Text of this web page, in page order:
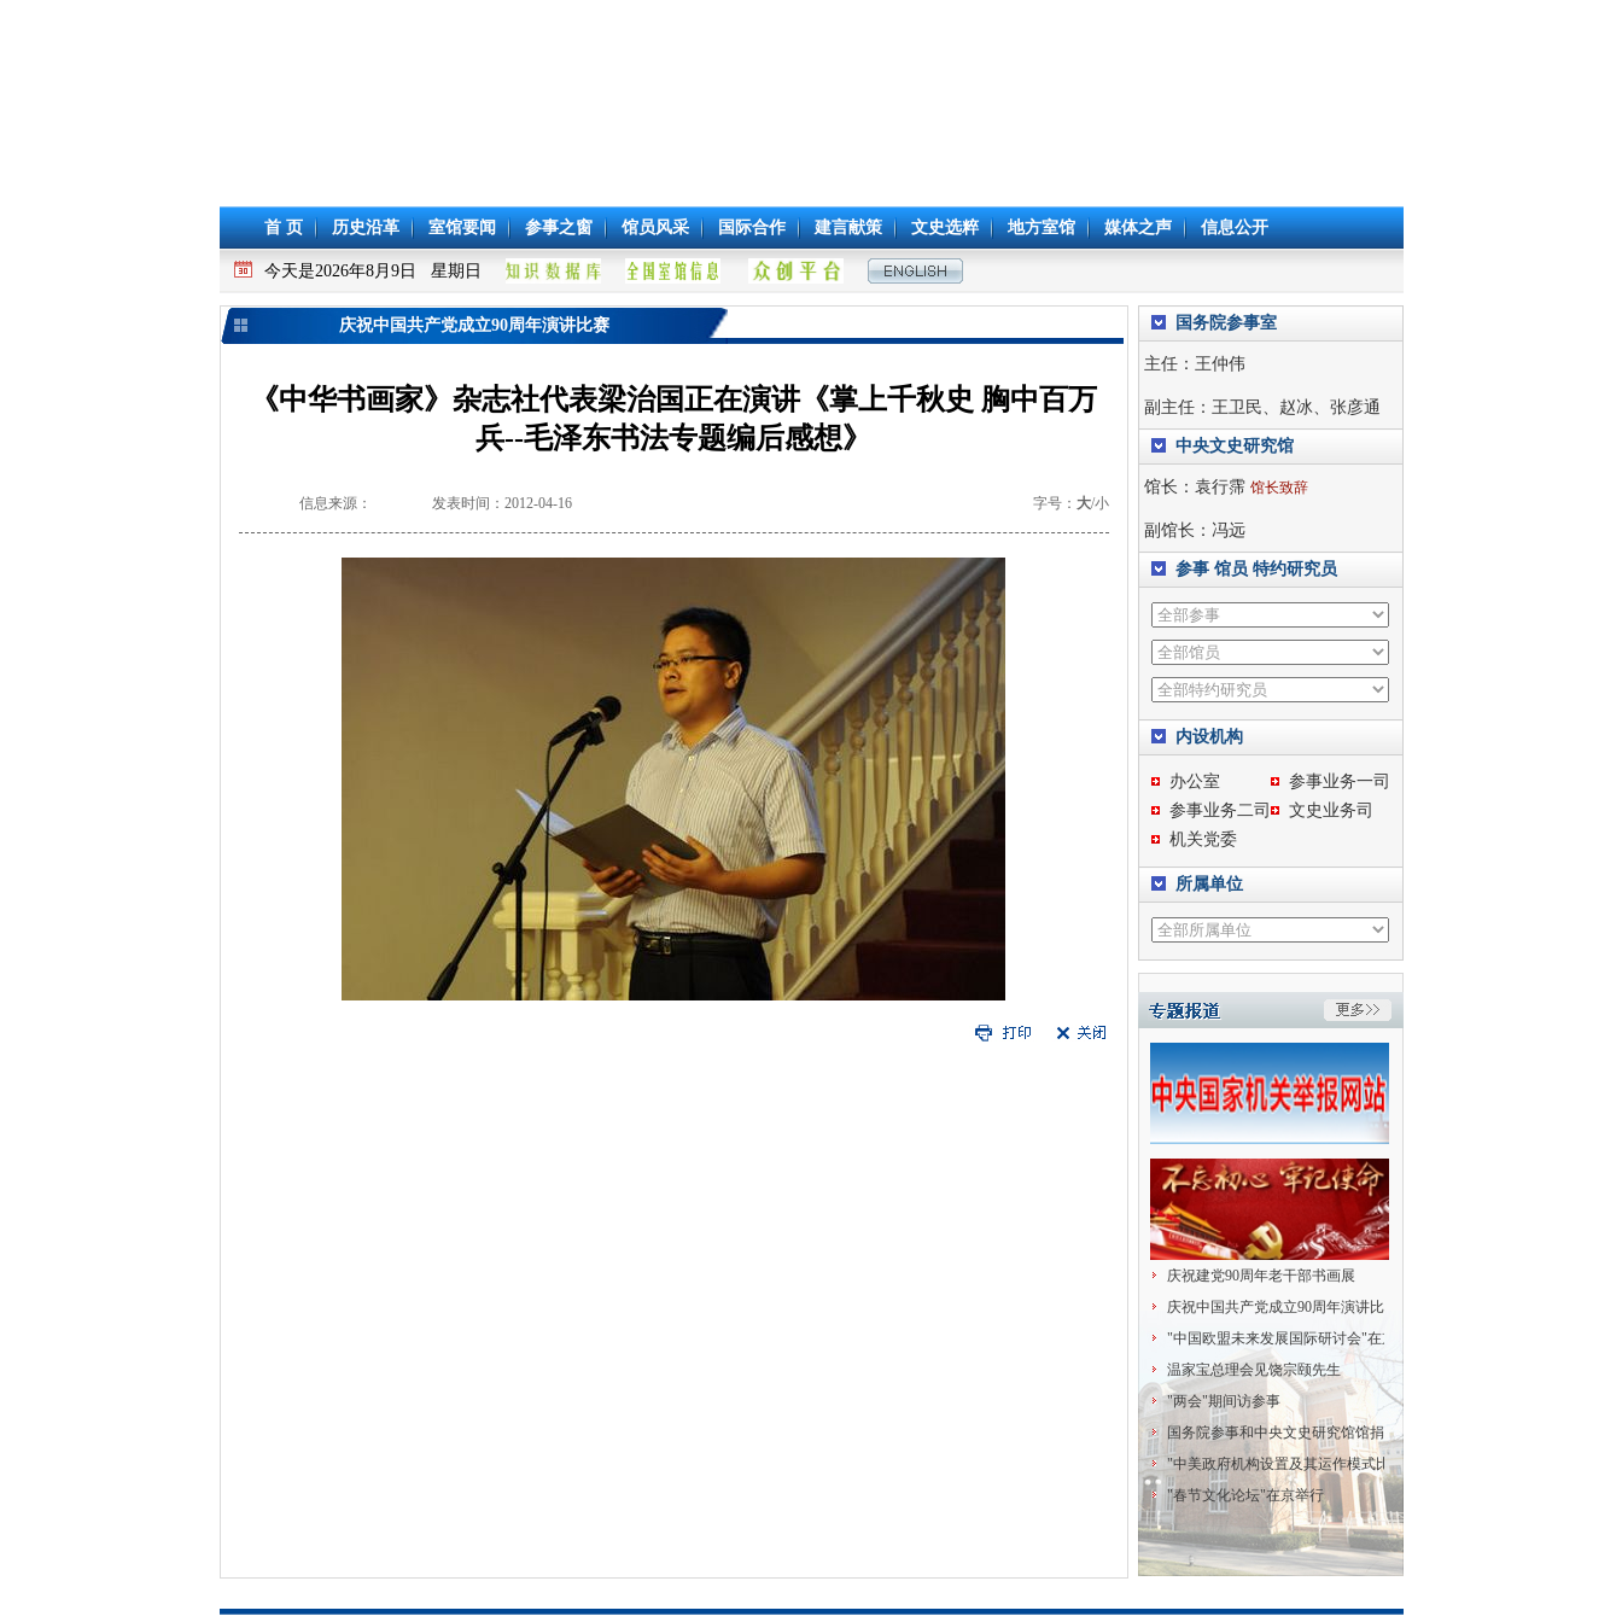
首 页 历史沿革 室馆要闻 参事之窗 馆员风采 国际合作 建言献策 文史选粹 地方室馆 媒体之声 信息公开
今天是2026年8月9日 星期日
庆祝中国共产党成立90周年演讲比赛
《中华书画家》杂志社代表梁治国正在演讲《掌上千秋史 胸中百万
兵--毛泽东书法专题编后感想》
信息来源： 发表时间：2012-04-16 字号： 大/小
国务院参事室
主任： 王仲伟
副主任： 王卫民、 赵冰、 张彦通
中央文史研究馆
馆长： 袁行霈 馆长致辞
副馆长： 冯远
参事 馆员 特约研究员
内设机构
办公室
参事业务一司
参事业务二司
文史业务司
机关党委
所属单位
庆祝建党90周年老干部书画展
庆祝中国共产党成立90周年演讲比赛
"中国欧盟未来发展国际研讨会"在京举行
温家宝总理会见饶宗颐先生
"两会"期间访参事
国务院参事和中央文史研究馆馆捐赠献爱心
"中美政府机构设置及其运作模式比较研究"研讨会
"春节文化论坛"在京举行